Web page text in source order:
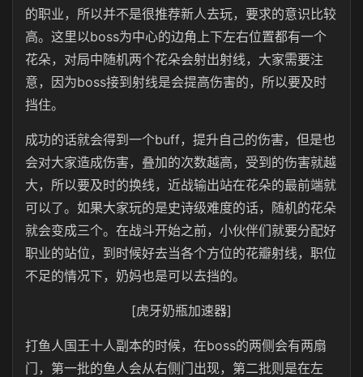
的职业，所以并不是很推荐新人去玩，要求的意识比较
高。这里以boss为中心的边角上下左右位置都有一个
花朵，对局中随机两个花朵会射出射线，大家需要注
意，因为boss接到射线是会提高伤害的，所以要及时
挡住。
成功的话就会得到一个buff，提升自己的伤害，但是也
会对大家造成伤害，叠加的次数越高，受到的伤害就越
大，所以要及时的换线，近战输出站在花朵的最前端就
可以了。如果大家玩的是史诗级难度的话，随机的花朵
就会变成三个。在战斗开始之前，小伙伴们就要分配好
职业的站位，到时候好去当各个方位的花瓣射线，职位
不足的情况下，奶妈也是可以去挡的。
[虎牙奶瓶加速器]
打鱼人国王十人副本的时候，在boss的两侧会有两扇
门，第一批的鱼人会从右侧门出现，第二批则是在左